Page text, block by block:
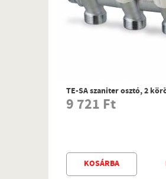
TE-SA szaniter osztó, 2
9 721 Ft
KOSÁRBA